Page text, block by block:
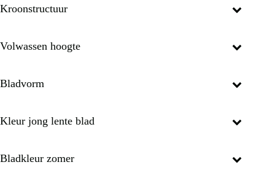
Kroonstructuur
Volwassen hoogte
Bladvorm
Kleur jong lente blad
Bladkleur zomer